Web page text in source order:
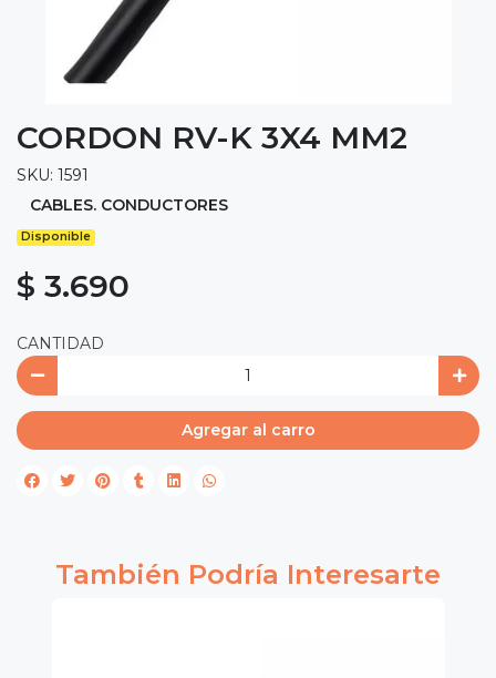
CORDON RV-K 3X4 MM2
SKU: 1591
CABLES. CONDUCTORES
Disponible
$ 3.690
CANTIDAD
Agregar al carro
También Podría Interesarte